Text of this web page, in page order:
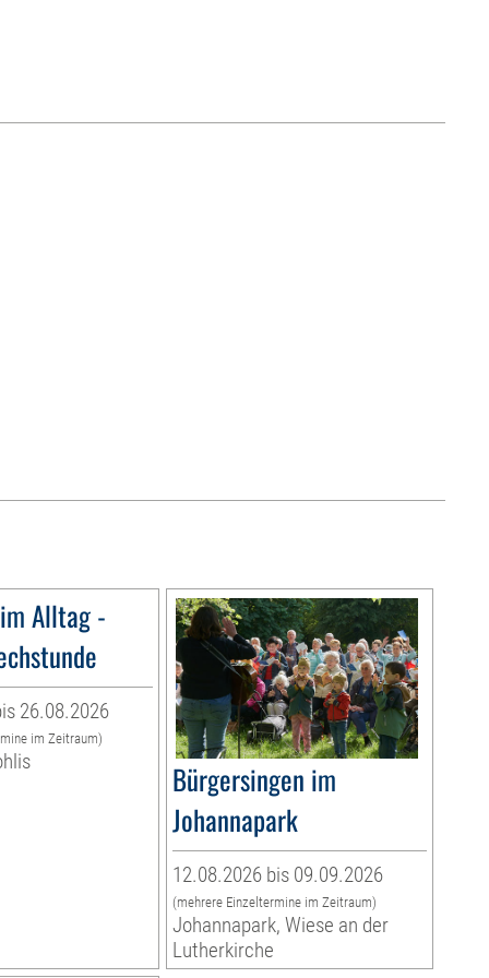
Alltag -
26.08.2026
im Zeitraum)
Bürgersingen im
Johannapark
12.08.2026 bis 09.09.2026
(mehrere Einzeltermine im Zeitraum)
Johannapark, Wiese an der
Lutherkirche